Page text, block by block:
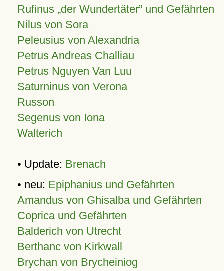
Rufinus „der Wundertäter” und Gefährten
Nilus von Sora
Peleusius von Alexandria
Petrus Andreas Challiau
Petrus Nguyen Van Luu
Saturninus von Verona
Russon
Segenus von Iona
Walterich
• Update: Brenach
• neu: Epiphanius und Gefährten
Amandus von Ghisalba und Gefährten
Coprica und Gefährten
Balderich von Utrecht
Berthanc von Kirkwall
Brychan von Brycheiniog